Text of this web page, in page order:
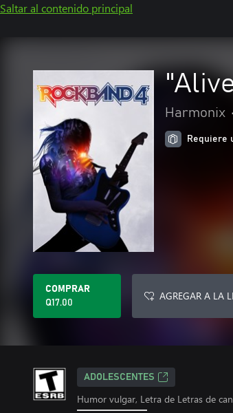
Saltar al contenido principal
Harmonix •
Requiere
COMPRAR
Q17.00
AGREGAR A LA
ADOLESCENTES
Humor vulgar, Letra de Letras de